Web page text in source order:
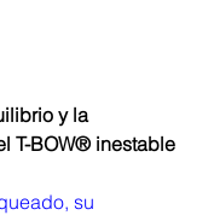
y la
T-BOW® inestable
su